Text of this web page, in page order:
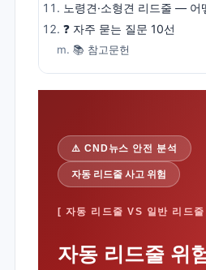
노령견·소형견 리드줄 — 어
❓ 자주 묻는 질문 10선
📚 참고문헌
⚠️ CND뉴스 안전 분석
자동 리드줄 사고 위험
[ 자동 리드줄 VS 일반 리드
자동 리드줄 위